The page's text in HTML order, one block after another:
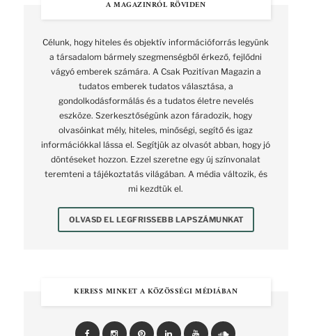
A MAGAZINRÓL RÖVIDEN
Célunk, hogy hiteles és objektív információforrás legyünk
a társadalom bármely szegmenségből érkező, fejlődni
vágyó emberek számára. A Csak Pozitívan Magazin a
tudatos emberek tudatos választása, a
gondolkodásformálás és a tudatos életre nevelés
eszköze. Szerkesztőségünk azon fáradozik, hogy
olvasóinkat mély, hiteles, minőségi, segítő és igaz
információkkal lássa el. Segítjük az olvasót abban, hogy jó
döntéseket hozzon. Ezzel szeretne egy új színvonalat
teremteni a tájékoztatás világában. A média változik, és
mi kezdtük el.
OLVASD EL LEGFRISSEBB LAPSZÁMUNKAT
KERESS MINKET A KÖZÖSSÉGI MÉDIÁBAN